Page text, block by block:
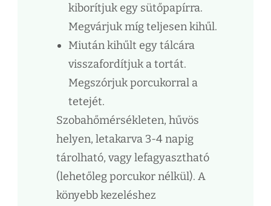
kiborítjuk egy sütőpapírra.
Megvárjuk míg teljesen kihűl.
Miután kihűlt egy tálcára
visszafordítjuk a tortát.
Megszórjuk porcukorral a
tetejét.
Szobahőmérsékleten, hűvös
helyen, letakarva 3-4 napig
tárolható, vagy lefagyasztható
(lehetőleg porcukor nélkül). A
könyebb kezeléshez